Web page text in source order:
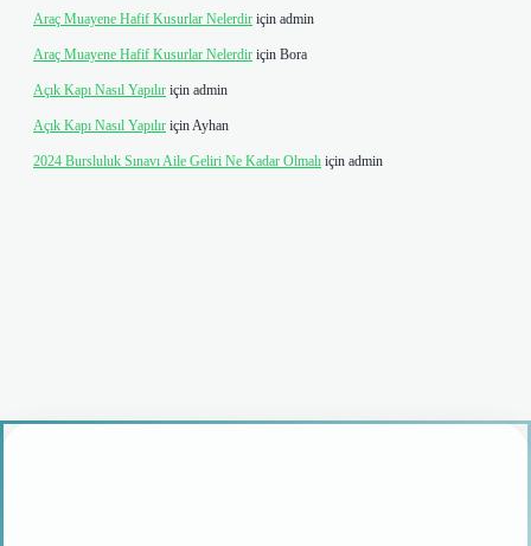
Araç Muayene Hafif Kusurlar Nelerdir için admin
Araç Muayene Hafif Kusurlar Nelerdir için Bora
Açık Kapı Nasıl Yapılır için admin
Açık Kapı Nasıl Yapılır içinAyhan
2024 Bursluluk Sınavı Aile Geliri Ne Kadar Olmalı için admin
giriş